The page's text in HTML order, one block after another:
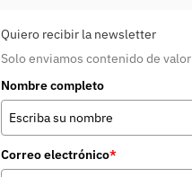
Quiero recibir la newsletter
Solo enviamos contenido de valor
Nombre completo
Correo electrónico*